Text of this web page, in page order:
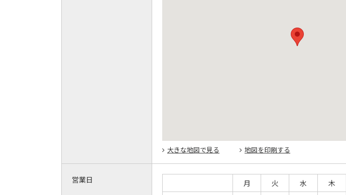
大きな地図で見る 地図を印刷する
営業日 月 火 水 木